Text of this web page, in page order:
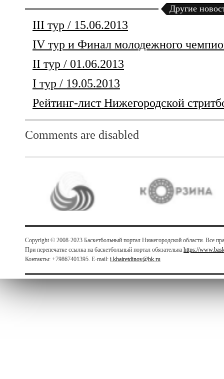
Другие
III тур / 15.06.2013
IV тур и Финал молодежного
II тур / 01.06.2013
I тур / 19.05.2013
Рейтинг-лист Нижегородской
Comments are disabled
Copyright © 2008-2023 Баскетбольный портал Нижегородской области. Все
При перепечатке ссылка на баскетбольный портал обязательна https://
Контакты: +79867401395. E-mail: i.khairetdinov@bk.ru